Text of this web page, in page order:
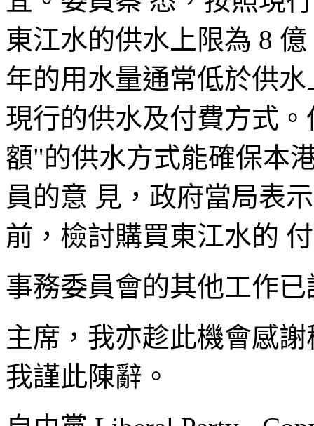
東江水的供水上限為 8
年的用水量通常低於供
現行的供水及付費方式
額"的供水方式能確保本
員的意 見，政府當局表
前，檢討購買東江水的
事務委員會的其他工作
主席，我亦趁此機會感
我謹此陳辭。